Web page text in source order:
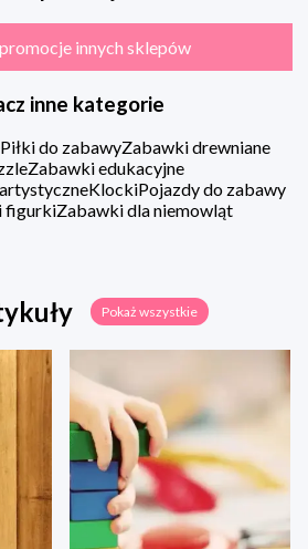
innych sklepów
inne kategorie
Piłki do zabawyZabawki drewniane
Zabawki edukacyjne
KlockiPojazdy do zabawy
figurkiZabawki dla niemowląt
Pokaż wszystkie